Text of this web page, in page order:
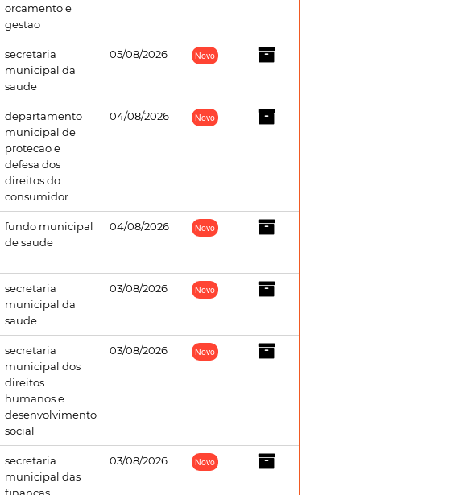
orcamento e
gestao
secretaria
municipal da
saude
05/08/2026 Novo
departamento
municipal de
protecao e
defesa dos
direitos do
consumidor
04/08/2026 Novo
fundo municipal
de saude
04/08/2026 Novo
secretaria
municipal da
saude
03/08/2026 Novo
secretaria
municipal dos
direitos
humanos e
desenvolvimento
social
03/08/2026 Novo
secretaria
municipal das
03/08/2026 Novo